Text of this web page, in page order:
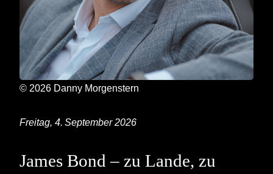
© 2026 Danny Morgenstern
Freitag, 4. September 2026
James Bond – zu Lande, zu